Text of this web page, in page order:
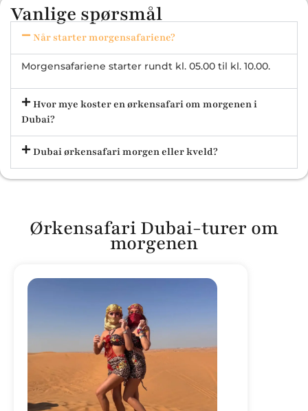
Vanlige spørsmål
Når starter morgensafariene?
Morgensafariene starter rundt kl. 05.00 til kl. 10.00.
Hvor mye koster en ørkensafari om morgenen i
Dubai?
Dubai ørkensafari morgen eller kveld?
Ørkensafari Dubai-turer om
morgenen